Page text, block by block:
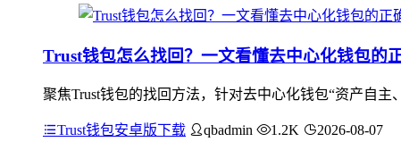
Trust钱包怎么找回？一文看懂去中心化钱包的
聚焦Trust钱包的找回方法，针对去中心化钱包“资产自
Trust钱包安卓版下载 qbadmin 1.2K 2026-08-07